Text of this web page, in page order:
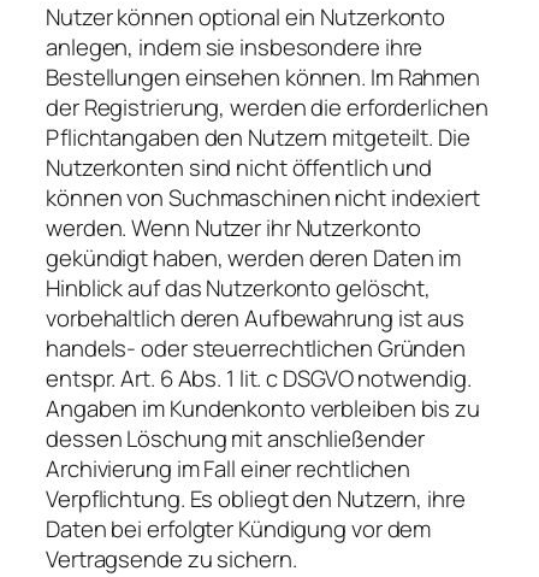
Nutzer können optional ein Nutzerkonto
anlegen, indem sie insbesondere ihre
Bestellungen einsehen können. Im Rahmen
der Registrierung, werden die erforderlichen
Pflichtangaben den Nutzern mitgeteilt. Die
Nutzerkonten sind nicht öffentlich und
können von Suchmaschinen nicht indexiert
werden. Wenn Nutzer ihr Nutzerkonto
gekündigt haben, werden deren Daten im
Hinblick auf das Nutzerkonto gelöscht,
vorbehaltlich deren Aufbewahrung ist aus
handels- oder steuerrechtlichen Gründen
entspr. Art. 6 Abs. 1 lit. c DSGVO notwendig.
Angaben im Kundenkonto verbleiben bis zu
dessen Löschung mit anschließender
Archivierung im Fall einer rechtlichen
Verpflichtung. Es obliegt den Nutzern, ihre
Daten bei erfolgter Kündigung vor dem
Vertragsende zu sichern.